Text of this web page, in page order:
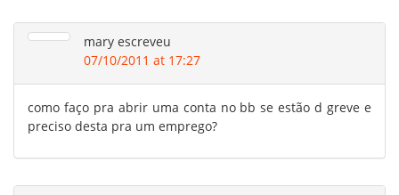
mary escreveu
07/10/2011 at 17:27
como faço pra abrir uma conta no bb se estão d greve e
preciso desta pra um emprego?